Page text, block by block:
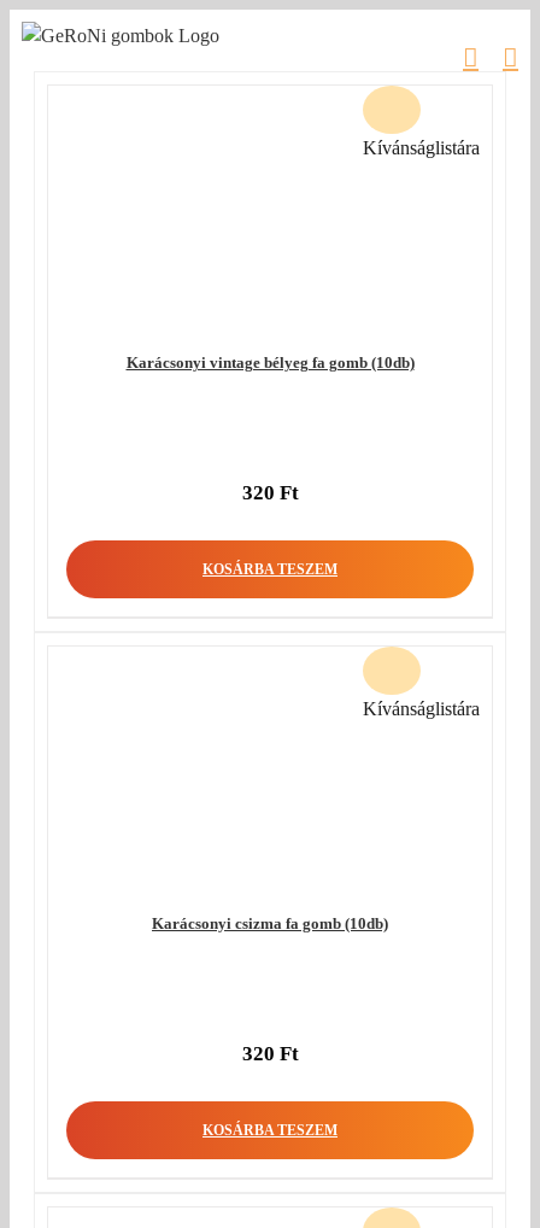
Kihagyás
Karácsonyi vintage bélyeg fa gomb (10db)
320 Ft
KOSÁRBA TESZEM
Kívánságlistára
Karácsonyi csizma fa gomb (10db)
320 Ft
KOSÁRBA TESZEM
Kívánságlistára